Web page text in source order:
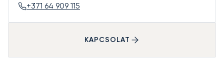
+371 64 909 115
KAPCSOLAT